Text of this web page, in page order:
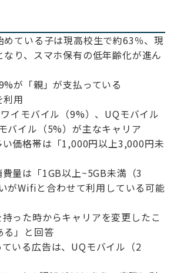
めている子は現高校生で約63％、現
り、スマホ保有の低年齢化が進ん
が「親」が支払っている
用
イモバイル（9%）、UQモバイル
バイル（5%）が主なキャリア
価格帯は「1,000円以上3,000円未
量は「1GB以上~5GB未満（3
がWifiと合わせて利用している可能
った時からキャリアを変更したこ
る」と回答
いる広告は、UQモバイル（2